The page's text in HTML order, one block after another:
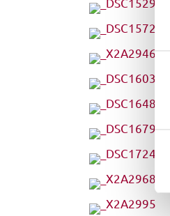
E
i
w
i
l
i
g
u